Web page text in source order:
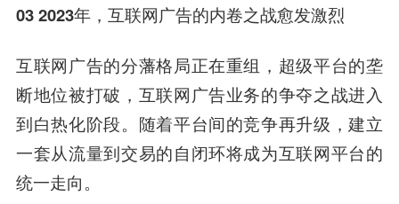
03 2023年，互联网广告的内卷之战愈发激烈
互联网广告的分藩格局正在重组，超级平台的垄
断地位被打破，互联网广告业务的争夺之战进入
到白热化阶段。随着平台间的竞争再升级，建立
一套从流量到交易的自闭环将成为互联网平台的
统一走向。